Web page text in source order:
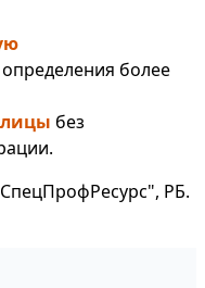
более
без
РБ.